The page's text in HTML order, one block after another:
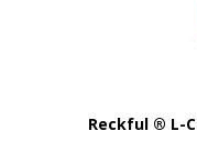
Reckful ® L-